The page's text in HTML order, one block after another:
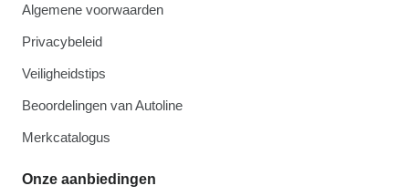
Algemene voorwaarden
Privacybeleid
Veiligheidstips
Beoordelingen van Autoline
Merkcatalogus
Onze aanbiedingen